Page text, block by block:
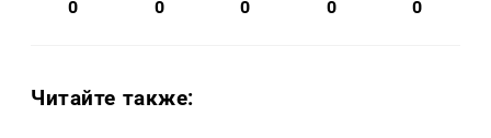
0 0 0 0 0
Читайте также: